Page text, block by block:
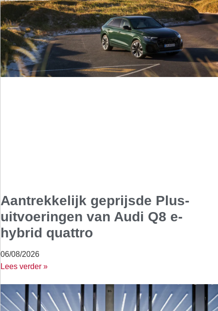
Aantrekkelijk geprijsde Plus-
uitvoeringen van Audi Q8 e-
hybrid quattro
06/08/2026
Lees verder »